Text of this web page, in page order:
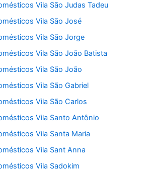
Vila São Judas Tadeu
Vila São José
Vila São Jorge
Vila São João Batista
Vila São João
Vila São Gabriel
Vila São Carlos
Vila Santo Antônio
Vila Santa Maria
Vila Sant Anna
Vila Sadokim